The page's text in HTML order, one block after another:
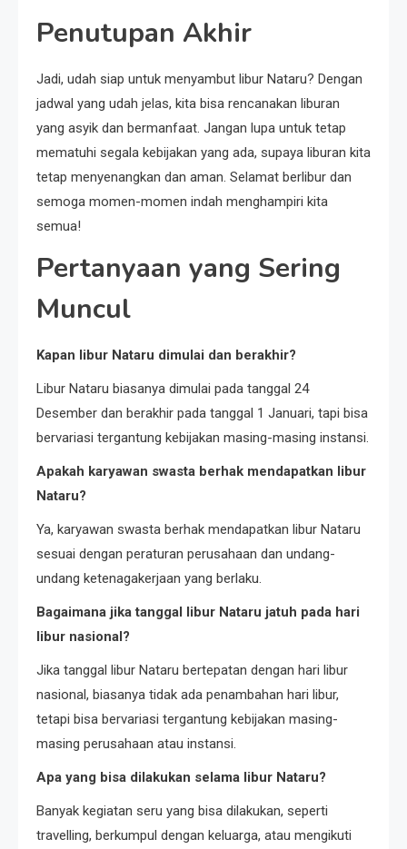
Penutupan Akhir
Jadi, udah siap untuk menyambut libur Nataru? Dengan
jadwal yang udah jelas, kita bisa rencanakan liburan
yang asyik dan bermanfaat. Jangan lupa untuk tetap
mematuhi segala kebijakan yang ada, supaya liburan kita
tetap menyenangkan dan aman. Selamat berlibur dan
semoga momen-momen indah menghampiri kita
semua!
Pertanyaan yang Sering
Muncul
Kapan libur Nataru dimulai dan berakhir?
Libur Nataru biasanya dimulai pada tanggal 24
Desember dan berakhir pada tanggal 1 Januari, tapi bisa
bervariasi tergantung kebijakan masing-masing instansi.
Apakah karyawan swasta berhak mendapatkan libur
Nataru?
Ya, karyawan swasta berhak mendapatkan libur Nataru
sesuai dengan peraturan perusahaan dan undang-
undang ketenagakerjaan yang berlaku.
Bagaimana jika tanggal libur Nataru jatuh pada hari
libur nasional?
Jika tanggal libur Nataru bertepatan dengan hari libur
nasional, biasanya tidak ada penambahan hari libur,
tetapi bisa bervariasi tergantung kebijakan masing-
masing perusahaan atau instansi.
Apa yang bisa dilakukan selama libur Nataru?
Banyak kegiatan seru yang bisa dilakukan, seperti
travelling, berkumpul dengan keluarga, atau mengikuti